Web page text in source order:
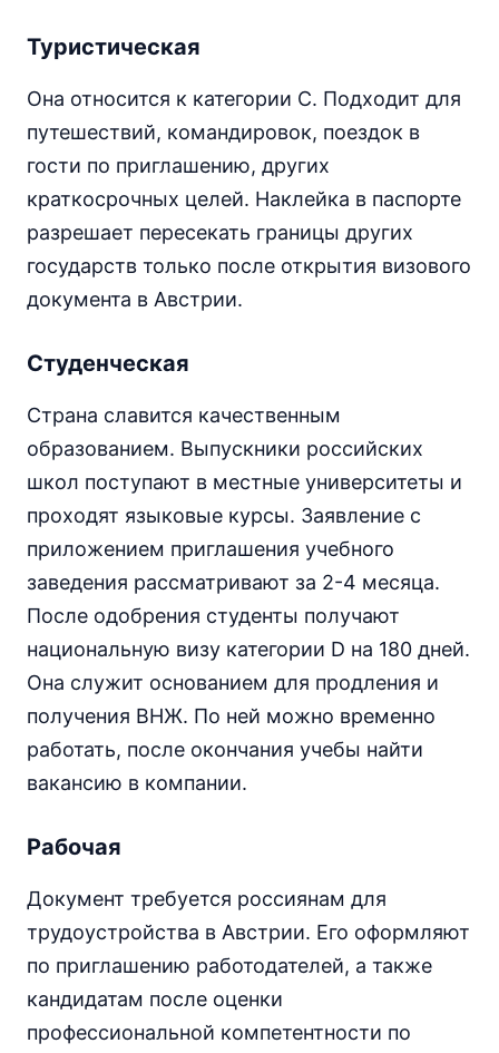
Туристическая
Она относится к категории С. Подходит для
путешествий, командировок, поездок в
гости по приглашению, других
краткосрочных целей. Наклейка в паспорте
разрешает пересекать границы других
государств только после открытия визового
документа в Австрии.
Студенческая
Страна славится качественным
образованием. Выпускники российских
школ поступают в местные университеты и
проходят языковые курсы. Заявление с
приложением приглашения учебного
заведения рассматривают за 2-4 месяца.
После одобрения студенты получают
национальную визу категории D на 180 дней.
Она служит основанием для продления и
получения ВНЖ. По ней можно временно
работать, после окончания учебы найти
вакансию в компании.
Рабочая
Документ требуется россиянам для
трудоустройства в Австрии. Его оформляют
по приглашению работодателей, а также
кандидатам после оценки
профессиональной компетентности по